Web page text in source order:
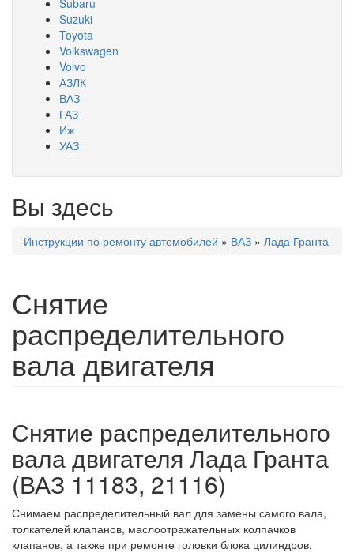
Suzuki
Toyota
Volkswagen
Volvo
АЗЛК
ВАЗ
ГАЗ
Иж
УАЗ
Вы здесь
Инструкции по ремонту автомобилей » ВАЗ » Лада Гранта
Снятие
распределительного
вала двигателя
Снятие распределительного
вала двигателя Лада Гранта
(ВАЗ 11183, 21116)
Снимаем распределительный вал для замены самого вала,
толкателей клапанов, маслоотражательных колпачков
клапанов, а также при ремонте головки блока цилиндров.